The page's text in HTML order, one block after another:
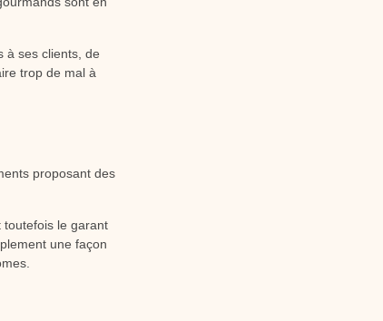
à ses clients, de
trop de mal à
proposant des
toutefois le garant
une façon